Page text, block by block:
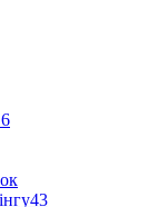
43